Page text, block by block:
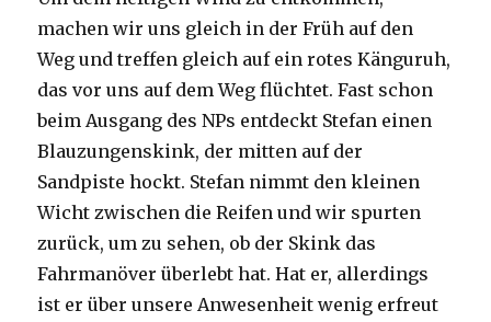
machen wir uns gleich in der Früh auf den
Weg und treffen gleich auf ein rotes Känguruh,
das vor uns auf dem Weg flüchtet. Fast schon
beim Ausgang des NPs entdeckt Stefan einen
Blauzungenskink, der mitten auf der
Sandpiste hockt. Stefan nimmt den kleinen
Wicht zwischen die Reifen und wir spurten
zurück, um zu sehen, ob der Skink das
Fahrmanöver überlebt hat. Hat er, allerdings
ist er über unsere Anwesenheit wenig erfreut